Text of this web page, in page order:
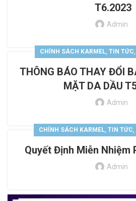
T6.2023
Admin
CHÍNH SÁCH KARMEL, TIN TỨC,
THÔNG BÁO THAY ĐỔI
MẶT DA DẦU
Admin
CHÍNH SÁCH KARMEL, TIN TỨC,
Quyết Định Miễn Nhiệm
Admin